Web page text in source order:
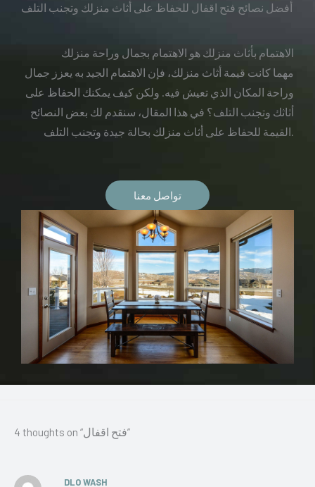
أفضل نصائح فتح اقفال للحفاظ على أثاث منزلك وتجنب التلف
الاهتمام بأثاث منزلك هو الاهتمام بجمال وراحة منزلك
مهما كانت قيمة أثاث منزلك، فإن الاهتمام الجيد به يعزز جمال
وراحة المكان الذي تعيش فيه. ولكن كيف يمكنك الحفاظ على
أثاثك وتجنب التلف؟ في هذا المقال، سنقدم لك بعض النصائح
القيمة للحفاظ على أثاث منزلك بحالة جيدة وتجنب التلف.
تواصل معنا
4 thoughts on “فتح اقفال”
DLO WASH